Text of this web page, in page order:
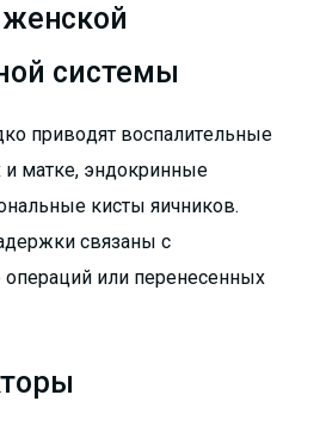
системы
приводят воспалительные
и матке, эндокринные
кисты яичников.
связаны с
или перенесенных